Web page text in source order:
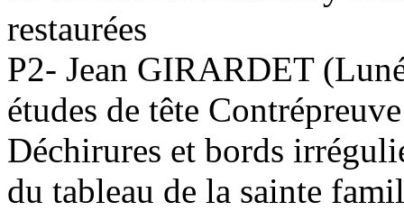
restaurées
P2- Jean GIRARDET
études de tête
Déchirures et bords
du tableau de la sainte